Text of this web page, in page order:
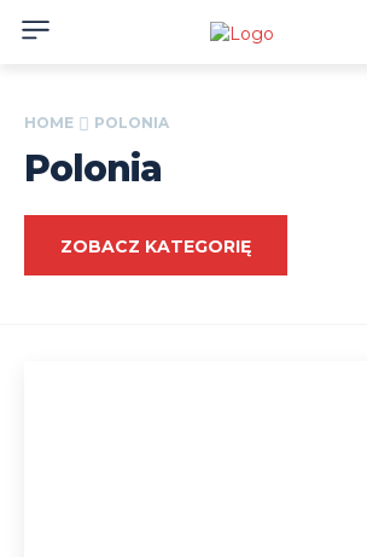
HOME POLONIA
Polonia
ZOBACZ KATEGORIĘ